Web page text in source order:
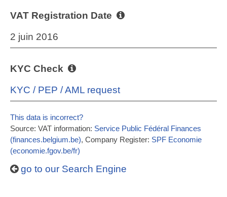
VAT Registration Date
2 juin 2016
KYC Check
KYC / PEP / AML request
This data is incorrect?
Source: VAT information: Service Public Fédéral Finances
(finances.belgium.be), Company Register: SPF Economie
(economie.fgov.be/fr)
go to our Search Engine